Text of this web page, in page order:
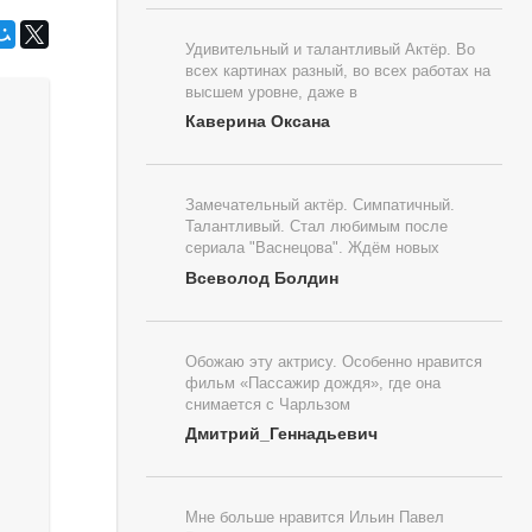
Удивительный и талантливый Актёр. Во
всех картинах разный, во всех работах на
высшем уровне, даже в
Каверина Оксана
Замечательный актёр. Симпатичный.
Талантливый. Стал любимым после
сериала "Васнецова". Ждём новых
Всеволод Болдин
Обожаю эту актрису. Особенно нравится
фильм «Пассажир дождя», где она
снимается с Чарльзом
Дмитрий_Геннадьевич
Мне больше нравится Ильин Павел